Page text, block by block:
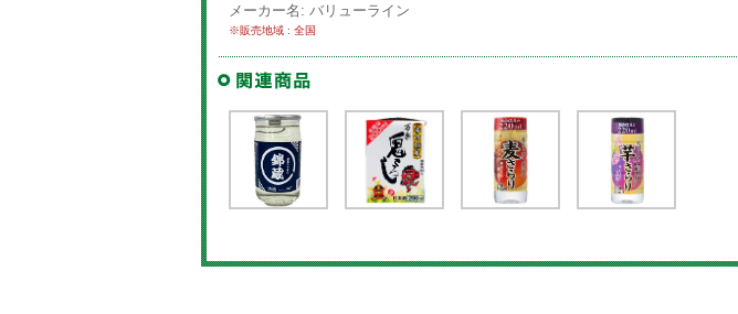
メーカー名: バリューライン
※販売地域 : 全国